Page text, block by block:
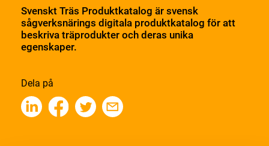
Svenskt Träs Produktkatalog är svensk
sågverksnärings digitala produktkatalog för att
beskriva träprodukter och deras unika
egenskaper.
Dela på